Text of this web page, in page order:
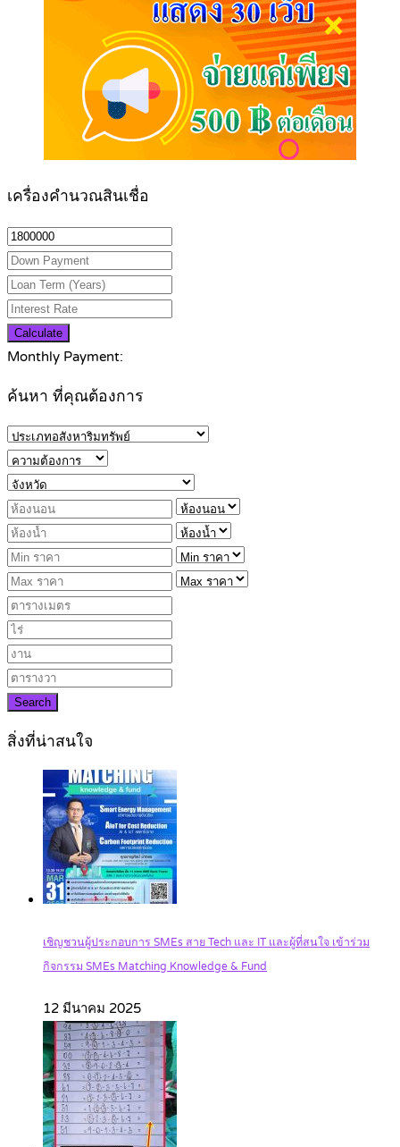
เครื่องคำนวณสินเชื่อ
Calculate
Monthly Payment:
ค้นหา ที่คุณต้องการ
Search
สิ่งที่น่าสนใจ
เชิญชวนผู้ประกอบการ SMEs สาย Tech และ IT และผู้ที่สนใจ เข้าร่วม
กิจกรรม SMEs Matching Knowledge & Fund
12 มีนาคม 2025